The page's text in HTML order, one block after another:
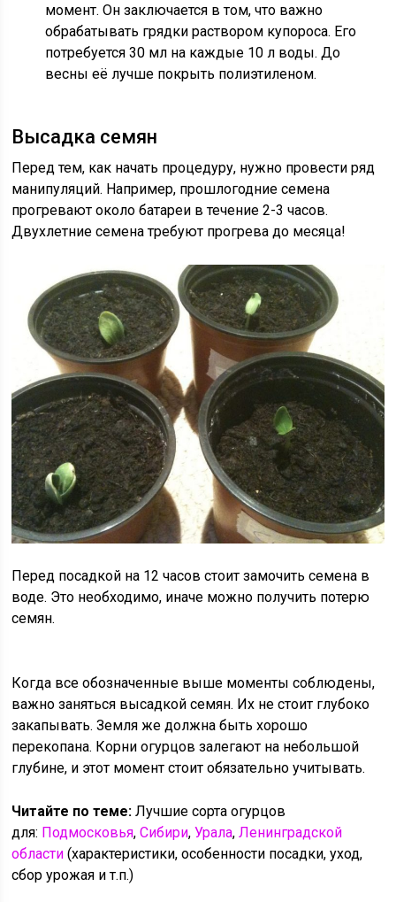
момент. Он заключается в том, что важно
обрабатывать грядки раствором купороса. Его
потребуется 30 мл на каждые 10 л воды. До
весны её лучше покрыть полиэтиленом.
Высадка семян
Перед тем, как начать процедуру, нужно провести ряд
манипуляций. Например, прошлогодние семена
прогревают около батареи в течение 2-3 часов.
Двухлетние семена требуют прогрева до месяца!
Перед посадкой на 12 часов стоит замочить семена в
воде. Это необходимо, иначе можно получить потерю
семян.
Когда все обозначенные выше моменты соблюдены,
важно заняться высадкой семян. Их не стоит глубоко
закапывать. Земля же должна быть хорошо
перекопана. Корни огурцов залегают на небольшой
глубине, и этот момент стоит обязательно учитывать.
Читайте по теме:Лучшие сорта огурцов
для: Подмосковья,Сибири,Урала,Ленинградской
области (характеристики, особенности посадки, уход,
сбор урожая и т.п.)